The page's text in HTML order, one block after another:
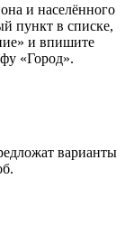
и населённого
пункт в списке,
и впишите
«Город».
варианты